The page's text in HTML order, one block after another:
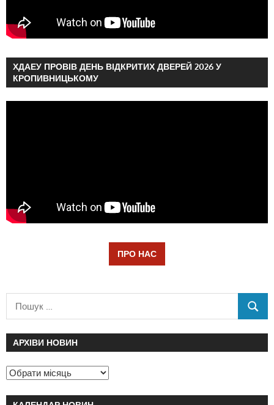
ХДАЕУ ПРОВІВ ДЕНЬ ВІДКРИТИХ ДВЕРЕЙ 2026 У
КРОПИВНИЦЬКОМУ
ПРО НАС
АРХІВИ НОВИН